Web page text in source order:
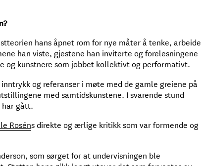
hans åpnet rom for nye måter å tenke, arbeide
han viste, gjestene han inviterte og forelesningene
og kunstnere som jobbet kollektivt og performativt.
og referanser i møte med de gamle greiene på
med samtidskunstene. I svarende stund
har gått.
Roséns direkte og ærlige kritikk som var formende og
som sørget for at undervisningen ble